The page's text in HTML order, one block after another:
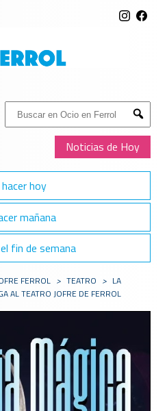
Buscar:
Submit
Noticias de Hoy
hoy
mañana
fin de semana
FERROL > TEATRO > LA
AL TEATRO JOFRE DE FERROL